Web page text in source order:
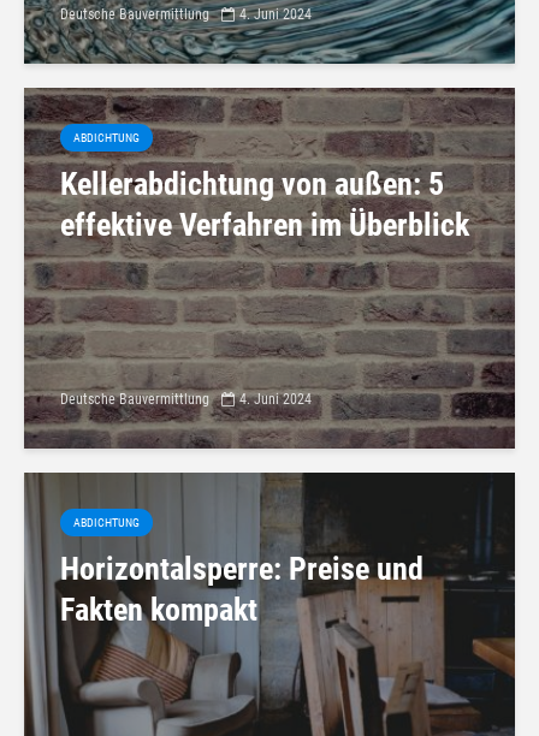
Deutsche Bauvermittlung 4. Juni 2024
ABDICHTUNG
Kellerabdichtung von außen: 5
effektive Verfahren im Überblick
Deutsche Bauvermittlung 4. Juni 2024
ABDICHTUNG
Horizontalsperre: Preise und
Fakten kompakt